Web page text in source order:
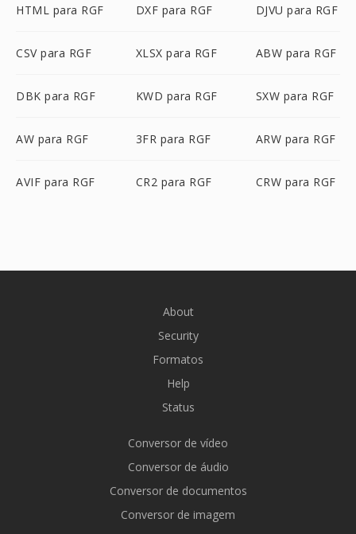
HTML para RGF DXF para RGF DJVU para RGF
CSV para RGF XLSX para RGF ABW para RGF
DBK para RGF KWD para RGF SXW para RGF
AW para RGF 3FR para RGF ARW para RGF
AVIF para RGF CR2 para RGF CRW para RGF
About
Security
Formatos
Help
Status
Conversor de vídeo
Conversor de áudio
Conversor de documentos
Conversor de imagem